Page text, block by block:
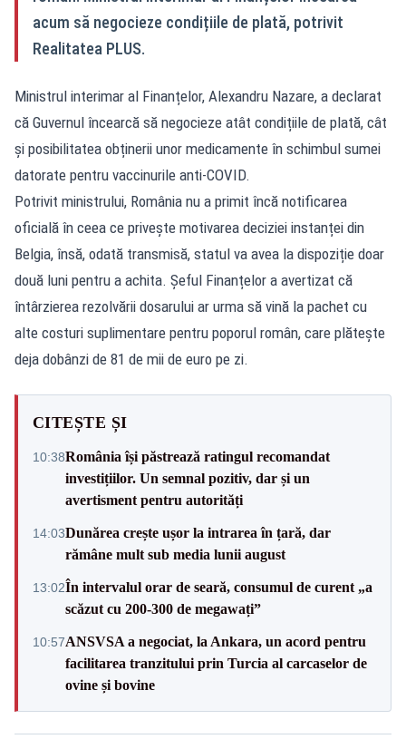
acum să negocieze condițiile de plată, potrivit
Realitatea PLUS.
Ministrul interimar al Finanțelor, Alexandru Nazare, a declarat
că Guvernul încearcă să negocieze atât condițiile de plată, cât
și posibilitatea obținerii unor medicamente în schimbul sumei
datorate pentru vaccinurile anti-COVID.
Potrivit ministrului, România nu a primit încă notificarea
oficială în ceea ce privește motivarea deciziei instanței din
Belgia, însă, odată transmisă, statul va avea la dispoziție doar
două luni pentru a achita. Șeful Finanțelor a avertizat că
întârzierea rezolvării dosarului ar urma să vină la pachet cu
alte costuri suplimentare pentru poporul român, care plătește
deja dobânzi de 81 de mii de euro pe zi.
CITEȘTE ȘI
10:38România își păstrează ratingul recomandat
investițiilor. Un semnal pozitiv, dar și un
avertisment pentru autorități
14:03Dunărea crește ușor la intrarea în țară, dar
rămâne mult sub media lunii august
13:02În intervalul orar de seară, consumul de curent „a
scăzut cu 200-300 de megawați”
10:57ANSVSA a negociat, la Ankara, un acord pentru
facilitarea tranzitului prin Turcia al carcaselor de
ovine și bovine